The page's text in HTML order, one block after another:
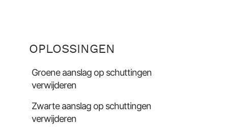
OPLOSSINGEN
Groene aanslag op schuttingen
verwijderen
Zwarte aanslag op schuttingen
verwijderen